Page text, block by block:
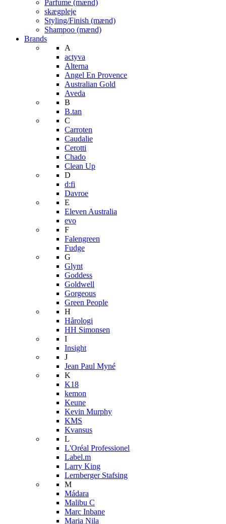
Parfume (mænd)
skægpleje
Styling/Finish (mænd)
Shampoo (mænd)
Brands
A
actyva
Alterna
Angel En Provence
Australian Gold
Aveda
B
B.tan
C
Carroten
Caudalie
Cerotti
Chado
Clean Up
D
d:fi
Davroe
E
Eleven Australia
evo
F
Falengreen
Fudge
G
Glynt
Goddess
Goldwell
Gorgeous
Green People
H
Hårologi
HH Simonsen
I
Insight
J
Jean Paul Myné
K
K18
kemon
Keune
Kevin Murphy
KMS
Kvansus
L
L'Oréal Professionel
Label.m
Larry King
Lernberger Stafsing
M
Mádara
Malibu C
Marc Inbane
Maria Nila